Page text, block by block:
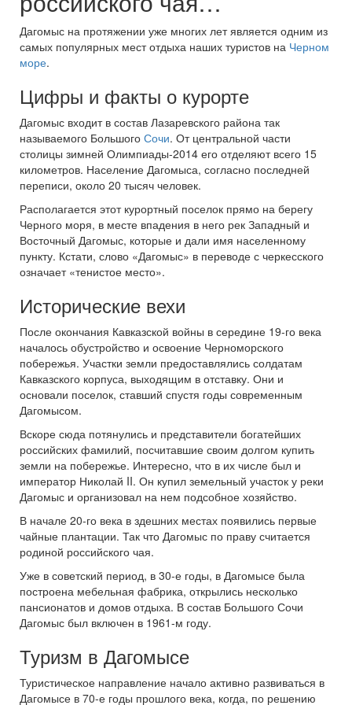
Дагомыс на протяжении уже многих лет является одним из
самых популярных мест отдыха наших туристов на Черном
море.
Цифры и факты о курорте
Дагомыс входит в состав Лазаревского района так
называемого Большого Сочи. От центральной части
столицы зимней Олимпиады-2014 его отделяют всего 15
километров. Население Дагомыса, согласно последней
переписи, около 20 тысяч человек.
Располагается этот курортный поселок прямо на берегу
Черного моря, в месте впадения в него рек Западный и
Восточный Дагомыс, которые и дали имя населенному
пункту. Кстати, слово «Дагомыс» в переводе с черкесского
означает «тенистое место».
Исторические вехи
После окончания Кавказской войны в середине 19-го века
началось обустройство и освоение Черноморского
побережья. Участки земли предоставлялись солдатам
Кавказского корпуса, выходящим в отставку. Они и
основали поселок, ставший спустя годы современным
Дагомысом.
Вскоре сюда потянулись и представители богатейших
российских фамилий, посчитавшие своим долгом купить
земли на побережье. Интересно, что в их числе был и
император Николай II. Он купил земельный участок у реки
Дагомыс и организовал на нем подсобное хозяйство.
В начале 20-го века в здешних местах появились первые
чайные плантации. Так что Дагомыс по праву считается
родиной российского чая.
Уже в советский период, в 30-е годы, в Дагомысе была
построена мебельная фабрика, открылись несколько
пансионатов и домов отдыха. В состав Большого Сочи
Дагомыс был включен в 1961-м году.
Туризм в Дагомысе
Туристическое направление начало активно развиваться в
Дагомысе в 70-е годы прошлого века, когда, по решению